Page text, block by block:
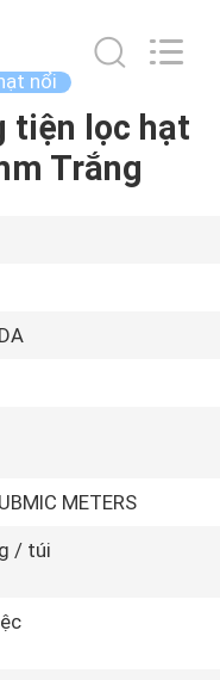
nổi
tiện lọc hạt
Trắng
METERS
/ túi